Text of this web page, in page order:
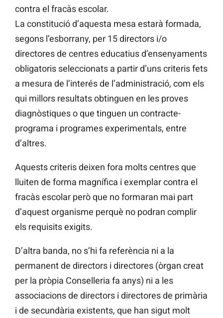
contra el fracàs escolar.
La constitució d’aquesta mesa estarà formada,
segons l’esborrany, per 15 directors i/o
directores de centres educatius d’ensenyaments
obligatoris seleccionats a partir d’uns criteris fets
a mesura de l’interés de l’administració, com els
qui millors resultats obtinguen en les proves
diagnòstiques o que tinguen un contracte-
programa i programes experimentals, entre
d’altres.
Aquests criteris deixen fora molts centres que
lluiten de forma magnífica i exemplar contra el
fracàs escolar però que no formaran mai part
d’aquest organisme perquè no podran complir
els requisits exigits.
D’altra banda, no s’hi fa referència ni a la
permanent de directors i directores (òrgan creat
per la pròpia Conselleria fa anys) ni a les
associacions de directors i directores de primària
i de secundària existents, que han sigut molt